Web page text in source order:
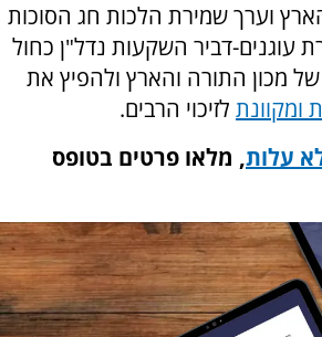
וערך שמירת הלכות חג הסוכות
עוגנים-דביר השקעות נדל"ן כחול
מכון התורה והארץ ולהפיץ את
ומקוונת לזיכוי הרבים.
עלות, מלאו פרטים בטופס